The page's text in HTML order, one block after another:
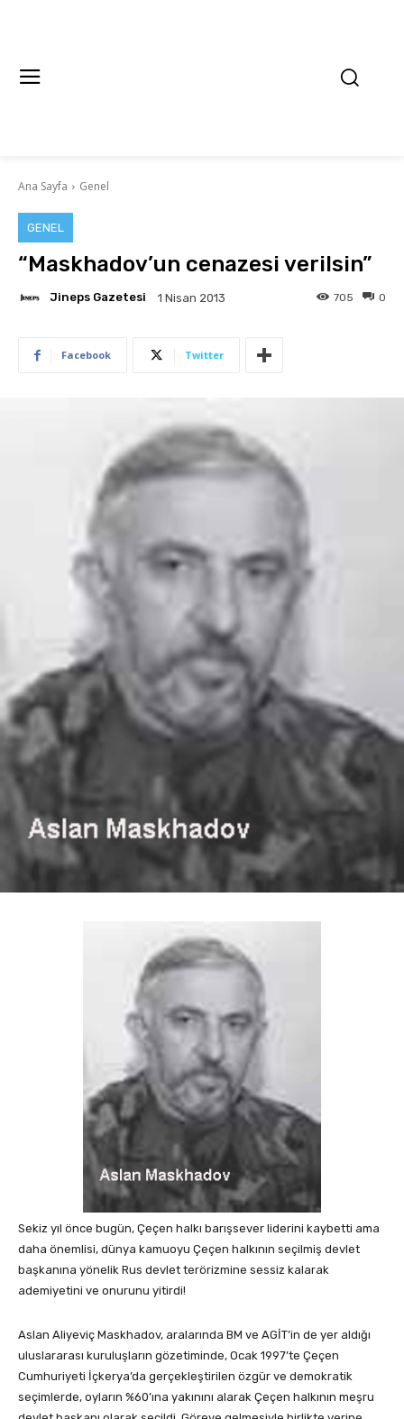
Ana Sayfa Genel
GENEL
“Maskhadov’un cenazesi verilsin”
Jineps Gazetesi 1 Nisan 2013 0
705
Facebook Twitter
Sekiz yıl önce bugün, Çeçen halkı barışsever liderini kaybetti ama
daha önemlisi, dünya kamuoyu Çeçen halkının seçilmiş devlet
başkanına yönelik Rus devlet terörizmine sessiz kalarak
ademiyetini ve onurunu yitirdi!
Aslan Aliyeviç Maskhadov, aralarında BM ve AGİT’in de yer aldığı
uluslararası kuruluşların gözetiminde, Ocak 1997’te Çeçen
Cumhuriyeti İçkerya’da gerçekleştirilen özgür ve demokratik
seçimlerde, oyların %60’ına yakınını alarak Çeçen halkının meşru